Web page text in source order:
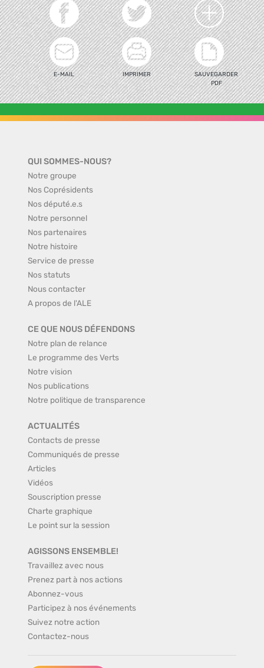
E-MAIL IMPRIMER
SAUVEGARDER
PDF
QUI SOMMES-NOUS?
Notre groupe
Nos Coprésidents
Nos député.e.s
Notre personnel
Nos partenaires
Notre histoire
Service de presse
Nos statuts
Nous contacter
A propos de l'ALE
CE QUE NOUS DÉFENDONS
Notre plan de relance
Le programme des Verts
Notre vision
Nos publications
Notre politique de transparence
ACTUALITÉS
Contacts de presse
Communiqués de presse
Articles
Vidéos
Souscription presse
Charte graphique
Le point sur la session
AGISSONS ENSEMBLE!
Travaillez avec nous
Prenez part à nos actions
Abonnez-vous
Participez à nos événements
Suivez notre action
Contactez-nous